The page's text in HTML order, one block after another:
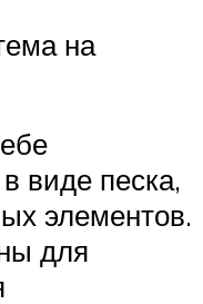
на
виде песка,
элементов.
для